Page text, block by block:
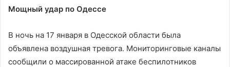
Мощный удар по Одессе
В ночь на 17 января в Одесской области была
объявлена воздушная тревога. Мониторинговые каналы
сообщили о массированной атаке беспилотников